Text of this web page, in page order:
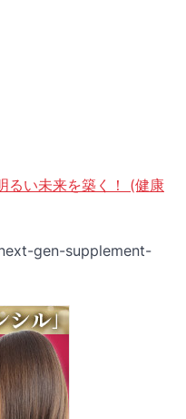
るい未来を築く！ (健康
gen-supplement-